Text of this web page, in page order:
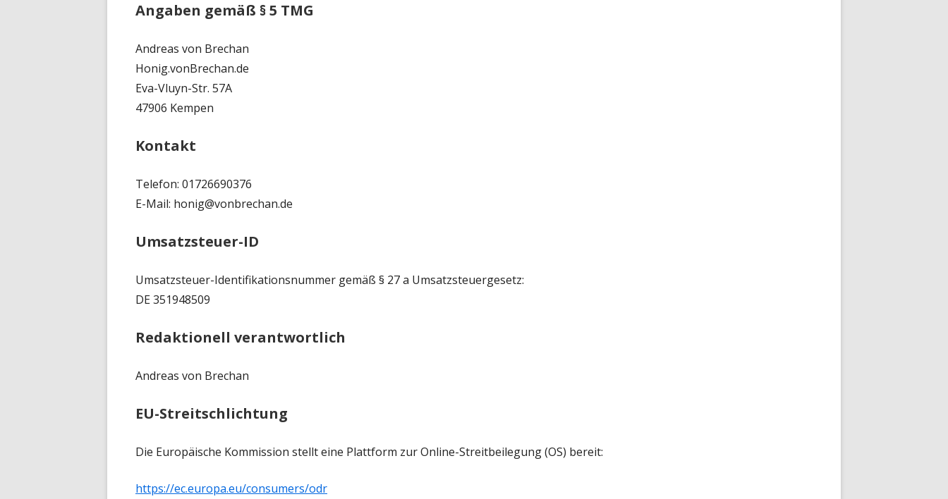
Angaben gemäß § 5 TMG
Andreas von Brechan
Honig.vonBrechan.de
Eva-Vluyn-Str. 57A
47906 Kempen
Kontakt
Telefon: 01726690376
E-Mail: honig@vonbrechan.de
Umsatzsteuer-ID
Umsatzsteuer-Identifikationsnummer gemäß § 27 a Umsatzsteuergesetz:
DE 351948509
Redaktionell verantwortlich
Andreas von Brechan
EU-Streitschlichtung
Die Europäische Kommission stellt eine Plattform zur Online-Streitbeilegung (OS) bereit:
https://ec.europa.eu/consumers/odr